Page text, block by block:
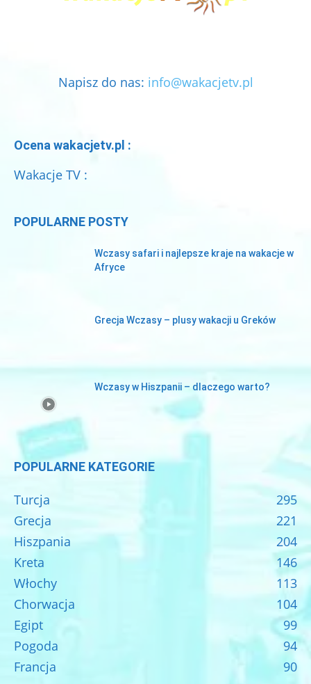
Napisz do nas: info@wakacjetv.pl
Ocena wakacjetv.pl :
Wakacje TV :
POPULARNE POSTY
Wczasy safari i najlepsze kraje na wakacje w
Afryce
Grecja Wczasy – plusy wakacji u Greków
Wczasy w Hiszpanii – dlaczego warto?
POPULARNE KATEGORIE
Turcja
295
Grecja
221
Hiszpania
204
Kreta
146
Włochy
113
Chorwacja
104
Egipt
99
Pogoda
94
Francja
90